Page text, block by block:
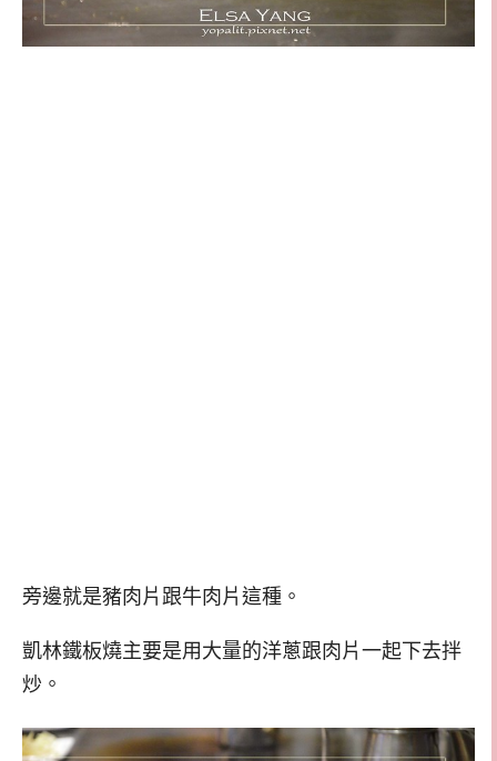
旁邊就是豬肉片跟牛肉片這種。
凱林鐵板燒主要是用大量的洋蔥跟肉片一起下去拌
炒。